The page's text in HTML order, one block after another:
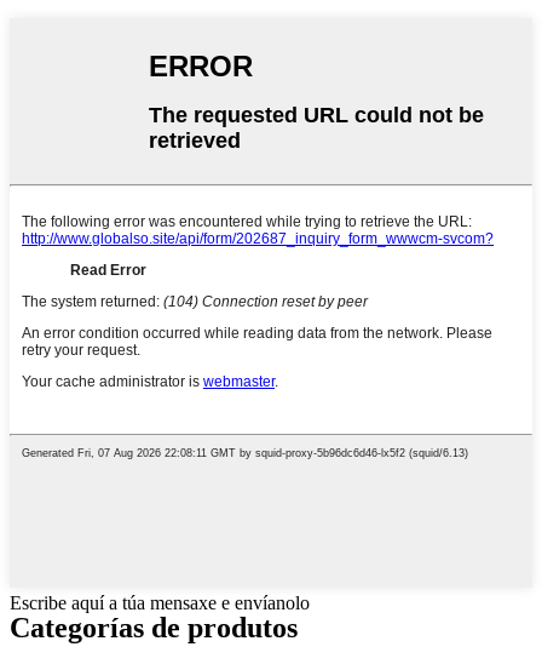
Escribe aquí a túa mensaxe e envíanolo
Categorías de produtos